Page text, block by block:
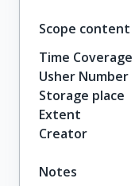
Scope content
Time Coverage
Usher Number
Storage place
Extent
Creator
Notes